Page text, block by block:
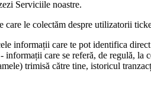
Serviciile noastre.
le colectăm despre utilizatorii
informații care te pot identifica
informații care se referă, de regulă,
trimisă către tine, istoricul